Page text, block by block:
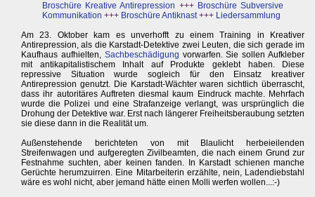
Broschüre Kreative Antirepression +++ Broschüre Subversive
Kommunikation +++ Broschüre Antiknast+++ Liedersammlung
Am 23. Oktober kam es unverhofft zu einem Training in Kreativer
Antirepression, als die Karstadt-Detektive zwei Leuten, die sich gerade im
Kaufhaus aufhielten, Sachbeschädigung vorwarfen. Sie sollen Aufkleber
mit antikapitalistischem Inhalt auf Produkte geklebt haben. Diese
repressive Situation wurde sogleich für den Einsatz kreativer
Antirepression genutzt. Die Karstadt-Wächter waren sichtlich überrascht,
dass ihr autoritäres Auftreten diesmal kaum Eindruck machte. Mehrfach
wurde die Polizei und eine Strafanzeige verlangt, was ursprünglich die
Drohung der Detektive war. Erst nach längerer Freiheitsberaubung setzten
sie diese dann in die Realität um.
Außenstehende berichteten von mit Blaulicht herbeieilenden
Streifenwagen und aufgeregten Zivilbeamten, die nach einem Grund zur
Festnahme suchten, aber keinen fanden. In Karstadt schienen manche
Gerüchte herumzuirren. Eine Mitarbeiterin erzählte, nein, Ladendiebstahl
wäre es wohl nicht, aber jemand hätte einen Molli werfen wollen...:-)